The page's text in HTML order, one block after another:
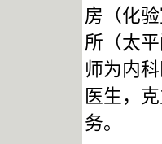
房（化
所（太
师为内
医生，
务。